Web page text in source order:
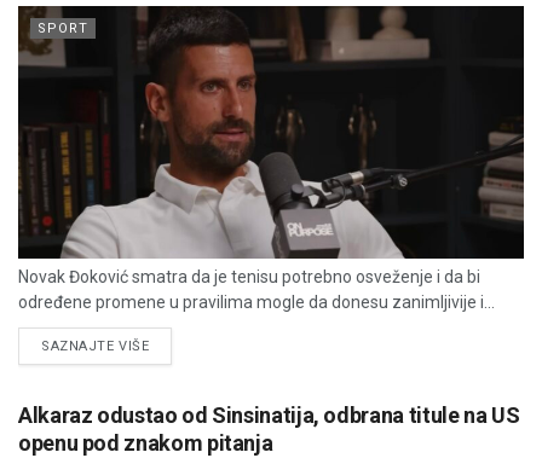
SPORT
Novak Đoković smatra da je tenisu potrebno osveženje i da bi
određene promene u pravilima mogle da donesu zanimljivije i...
SAZNAJTE VIŠEDETAILS
Alkaraz odustao od Sinsinatija, odbrana titule na US
openu pod znakom pitanja